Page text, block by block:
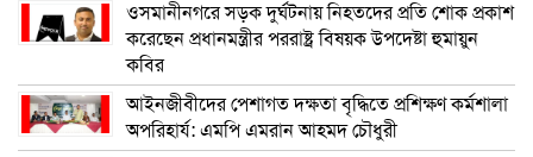
ওসমানীনগরে সড়ক দুর্ঘটনায় নিহতদের প্রতি শোক প্রকাশ
করেছেন প্রধানমন্ত্রীর পররাষ্ট্র বিষয়ক উপদেষ্টা হুমায়ুন
কবির
আইনজীবীদের পেশাগত দক্ষতা বৃদ্ধিতে প্রশিক্ষণ কর্মশালা
অপরিহার্য: এমপি এমরান আহমদ চৌধুরী